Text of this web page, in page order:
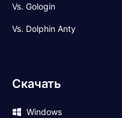
Vs. Gologin
Vs. Dolphin Anty
Скачать
Windows